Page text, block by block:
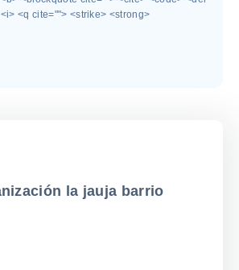
<q cite=""> <strike> <strong>
la jauja barrio